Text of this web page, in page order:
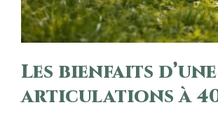
Les bienfaits
articulations à